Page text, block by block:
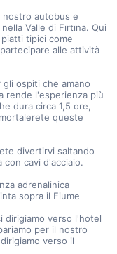
nostro autobus e
Valle di Fırtına. Qui
tipici come
alle attività
gli ospiti che amano
rende l'esperienza più
dura circa 1,5 ore,
queste
divertirvi saltando
con cavi d'acciaio.
adrenalinica
sopra il Fiume
dirigiamo verso l'hotel
per il nostro
verso il